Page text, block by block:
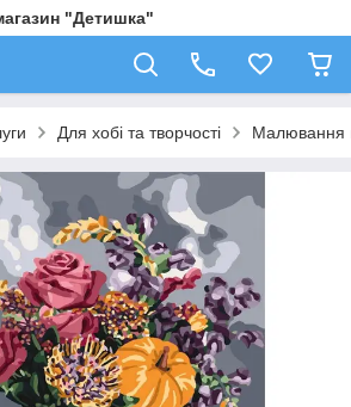
"Детишка"
Для хобі та творчості Малювання